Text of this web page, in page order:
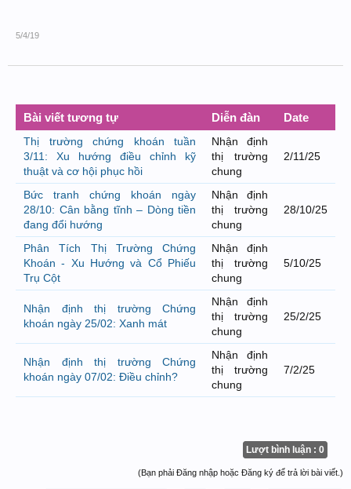
5/4/19
Bài viết tương tự Diễn đàn Date
Thị trường chứng khoán tuần
3/11: Xu hướng điều chỉnh kỹ
thuật và cơ hội phục hồi
Nhận định
thị trường
chung
2/11/25
Bức tranh chứng khoán ngày
28/10: Cân bằng tĩnh – Dòng tiền
đang đổi hướng
Nhận định
thị trường
chung
28/10/25
Phân Tích Thị Trường Chứng
Khoán - Xu Hướng và Cổ Phiếu
Trụ Cột
Nhận định
thị trường
chung
5/10/25
Nhận định thị trường Chứng
khoán ngày 25/02: Xanh mát
Nhận định
thị trường
chung
25/2/25
Nhận định thị trường Chứng
khoán ngày 07/02: Điều chỉnh?
Nhận định
thị trường
chung
7/2/25
Lượt bình luận : 0
(Bạn phải Đăng nhập hoặc Đăng ký để trả lời bài viết.)